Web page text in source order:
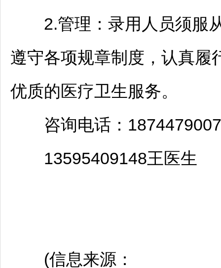
2.管理：录用人员须服从
遵守各项规章制度，认真履
优质的医疗卫生服务。
咨询电话：
13595409148王医生
(信息来源：